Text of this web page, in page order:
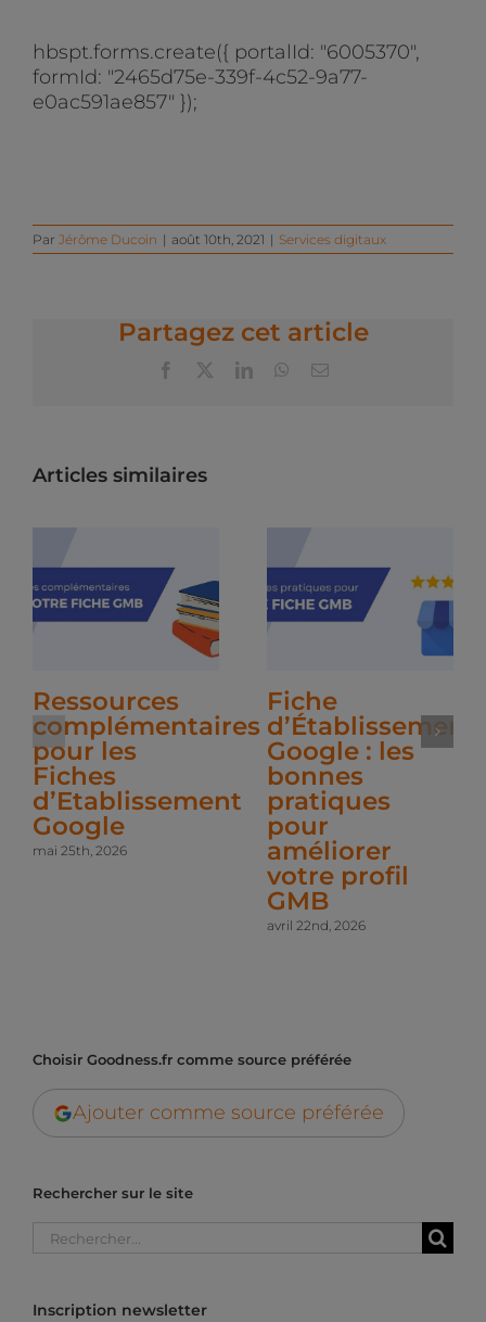
hbspt.forms.create({ portalId: "6005370",
formId: "2465d75e-339f-4c52-9a77-
e0ac591ae857" });
Par Jérôme Ducoin | août 10th, 2021 | Services digitaux
Partagez cet article
Facebook LinkedInWhatsApp
Email
Articles similaires
Ressources
complémentaires
pour les
Fiches
d’Etablissement
Google
mai 25th, 2026
Fiche
d’Établissement
Google : les
bonnes
pratiques
pour
améliorer
votre profil
GMB
avril 22nd, 2026
Choisir Goodness.fr comme source préférée
Ajouter comme source préférée
Rechercher sur le site
Rechercher:
Inscription newsletter